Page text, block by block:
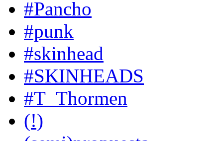
#Pancho
#punk
#skinhead
#SKINHEADS
#T_Thormen
(!)